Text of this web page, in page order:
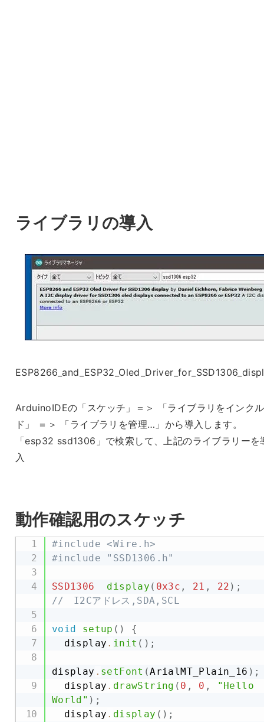
ライブラリの導入
ArduinoIDEの「スケッチ」＝＞ 「ライブラリをインク
ド」 ＝＞ 「ライブラリを管理…」から導入します。
「esp32 ssd1306」で検索して、上記のライブラリーを
入
動作確認用のスケッチ
#include <Wire.h>
#include "SSD1306.h"
SSD1306 display ( 0x3c , 21 , 22 ) ;
//　I2Cアドレス,SDA,SCL
void setup ( )
{
  display
. init ( ) ;
display . setFont (ArialMT_Plain_16 ) ;
  display
. drawString ( 0 , 0 ,
"Hello
World" ) ;
  display
. display ( ) ;